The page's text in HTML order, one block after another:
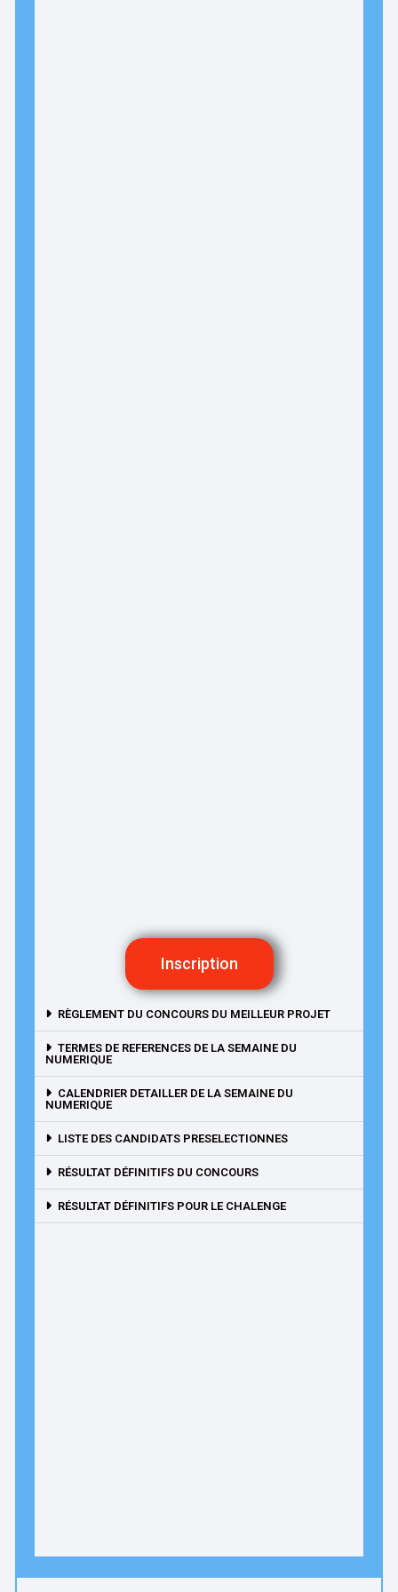
Inscription
RÈGLEMENT DU CONCOURS DU MEILLEUR PROJET
TERMES DE REFERENCES DE LA SEMAINE DU
NUMERIQUE
CALENDRIER DETAILLER DE LA SEMAINE DU
NUMERIQUE
LISTE DES CANDIDATS PRESELECTIONNES
RÉSULTAT DÉFINITIFS DU CONCOURS
RÉSULTAT DÉFINITIFS POUR LE CHALENGE